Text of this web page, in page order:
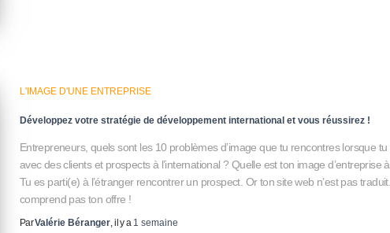
L'IMAGE D'UNE ENTREPRISE
Développez votre stratégie de développement international et vous réussirez !
Entrepreneurs, quels sont les 10 problèmes d’image que tu rencontres lorsque tu
avec des clients et prospects à l’international ? Quelle est ton image d’entreprise
Tu es parti(e) à l’étranger rencontrer un prospect. Or ton site web n’est pas
comprend pas ton offre !
ParValérie Béranger , il y a 1 semaine